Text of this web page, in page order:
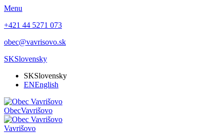
Menu
+421 44 5271 073
obec@vavrisovo.sk
SKSlovensky
SKSlovensky
ENEnglish
ObecVavrišovo
Vavrišovo